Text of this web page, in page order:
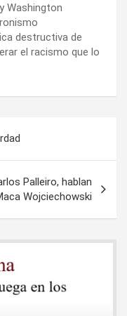
Washington
destructiva de
el racismo que lo
Palleiro, hablan
Wojciechowski